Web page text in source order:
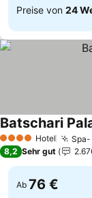
Preise von 24
4 Sterne Hotel Spa-
Batschari
8,2 Sehr gut
Ab 76 €